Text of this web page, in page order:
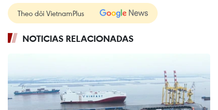
Theo dõi VietnamPlus
NOTICIAS RELACIONADAS